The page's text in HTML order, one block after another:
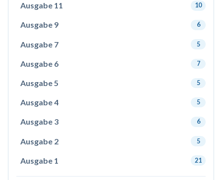
Ausgabe 11 10
Ausgabe 9 6
Ausgabe 7 5
Ausgabe 6 7
Ausgabe 5 5
Ausgabe 4 5
Ausgabe 3 6
Ausgabe 2 5
Ausgabe 1 21